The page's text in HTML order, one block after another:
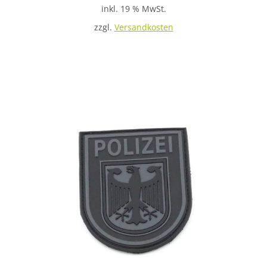
inkl. 19 % MwSt.
zzgl. Versandkosten